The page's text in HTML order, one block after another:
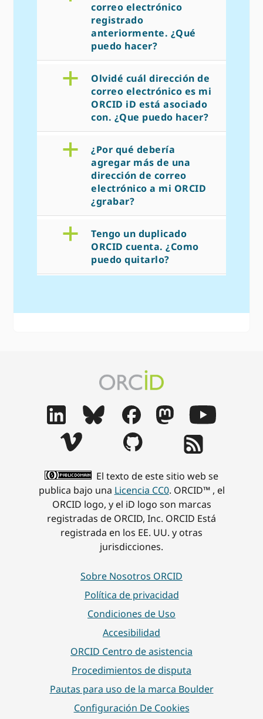
correo electrónico
registrado
anteriormente. ¿Qué
puedo hacer?
a
Olvidé cuál dirección de
correo electrónico es mi
ORCID iD está asociado
con. ¿Que puedo hacer?
a
¿Por qué debería
agregar más de una
dirección de correo
electrónico a mi ORCID
¿grabar?
a
Tengo un duplicado
ORCID cuenta. ¿Como
puedo quitarlo?
El texto de este sitio web se
publica bajo una Licencia CC0. ORCID™ , el
ORCID logo, y el iD logo son marcas
registradas de ORCID, Inc. ORCID Está
registrada en los EE. UU. y otras
jurisdicciones.
Sobre Nosotros ORCID
Política de privacidad
Condiciones de Uso
Accesibilidad
ORCID Centro de asistencia
Procedimientos de disputa
Pautas para uso de la marca Boulder
Configuración De Cookies